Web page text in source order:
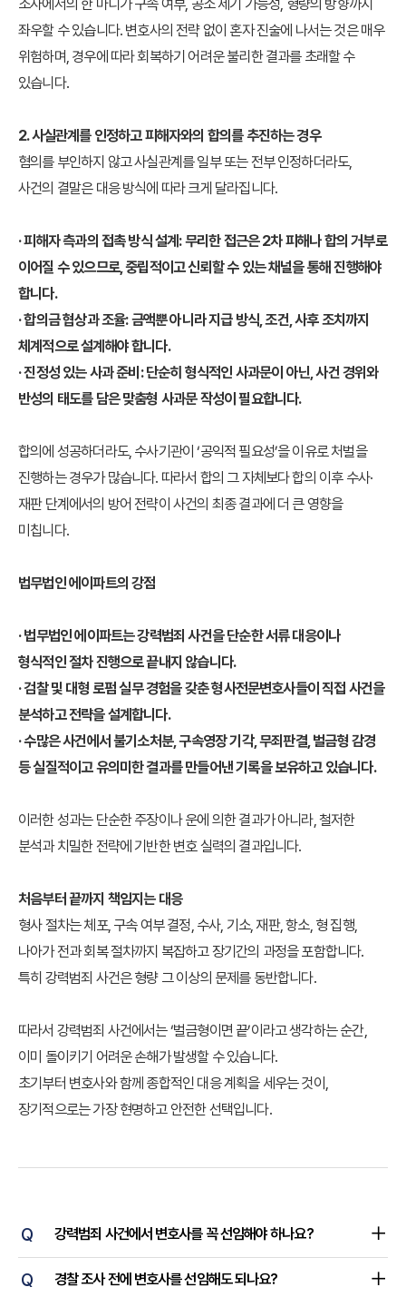
조사에서의 한 마디가 구속 여부, 공소 제기 가능성, 형량의 방향까지
좌우할 수 있습니다. 변호사의 전략 없이 혼자 진술에 나서는 것은 매우
위험하며, 경우에 따라 회복하기 어려운 불리한 결과를 초래할 수
있습니다.
2. 사실관계를 인정하고 피해자와의 합의를 추진하는 경우
혐의를 부인하지 않고 사실관계를 일부 또는 전부 인정하더라도,
사건의 결말은 대응 방식에 따라 크게 달라집니다.
· 피해자 측과의 접촉 방식 설계: 무리한 접근은 2차 피해나 합의 거부로
이어질 수 있으므로, 중립적이고 신뢰할 수 있는 채널을 통해 진행해야
합니다.
· 합의금 협상과 조율: 금액뿐 아니라 지급 방식, 조건, 사후 조치까지
체계적으로 설계해야 합니다.
· 진정성 있는 사과 준비: 단순히 형식적인 사과문이 아닌, 사건 경위와
반성의 태도를 담은 맞춤형 사과문 작성이 필요합니다.
합의에 성공하더라도, 수사기관이 ‘공익적 필요성’을 이유로 처벌을
진행하는 경우가 많습니다. 따라서 합의 그 자체보다 합의 이후 수사·
재판 단계에서의 방어 전략이 사건의 최종 결과에 더 큰 영향을
미칩니다.
법무법인 에이파트의 강점
· 법무법인 에이파트는 강력범죄 사건을 단순한 서류 대응이나
형식적인 절차 진행으로 끝내지 않습니다.
· 검찰 및 대형 로펌 실무 경험을 갖춘 형사전문변호사들이 직접 사건을
분석하고 전략을 설계합니다.
· 수많은 사건에서 불기소처분, 구속영장 기각, 무죄판결, 벌금형 감경
등 실질적이고 유의미한 결과를 만들어낸 기록을 보유하고 있습니다.
이러한 성과는 단순한 주장이나 운에 의한 결과가 아니라, 철저한
분석과 치밀한 전략에 기반한 변호 실력의 결과입니다.
처음부터 끝까지 책임지는 대응
형사 절차는 체포, 구속 여부 결정, 수사, 기소, 재판, 항소, 형 집행,
나아가 전과 회복 절차까지 복잡하고 장기간의 과정을 포함합니다.
특히 강력범죄 사건은 형량 그 이상의 문제를 동반합니다.
따라서 강력범죄 사건에서는 ‘벌금형이면 끝’이라고 생각하는 순간,
이미 돌이키기 어려운 손해가 발생할 수 있습니다.
초기부터 변호사와 함께 종합적인 대응 계획을 세우는 것이,
장기적으로는 가장 현명하고 안전한 선택입니다.
Q 강력범죄 사건에서 변호사를 꼭 선임해야 하나요?
Q 경찰 조사 전에 변호사를 선임해도 되나요?